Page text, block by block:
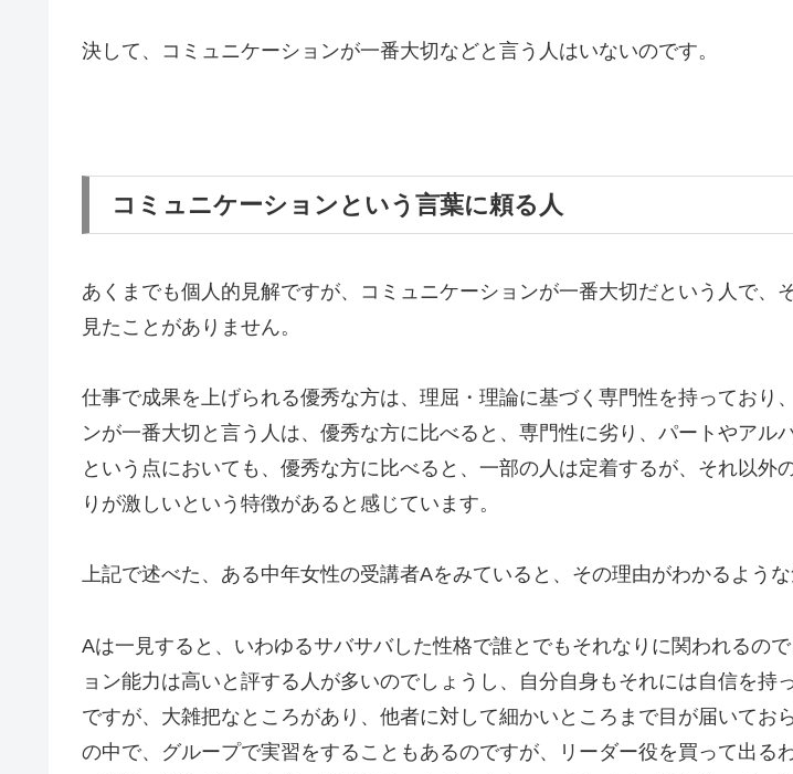
決して、コミュニケーションが一番大切などと言う人はいないのです。
コミュニケーションという言葉に頼る人
あくまでも個人的見解ですが、コミュニケーションが一番大切だという人で、
見たことがありません。
仕事で成果を上げられる優秀な方は、理屈・理論に基づく専門性を持っており
ンが一番大切と言う人は、優秀な方に比べると、専門性に劣り、パートやアル
という点においても、優秀な方に比べると、一部の人は定着するが、それ以外
りが激しいという特徴があると感じています。
上記で述べた、ある中年女性の受講者Aをみていると、その理由がわかるような
Aは一見すると、いわゆるサバサバした性格で誰とでもそれなりに関われるの
ョン能力は高いと評する人が多いのでしょうし、自分自身もそれには自信を持
ですが、大雑把なところがあり、他者に対して細かいところまで目が届いてお
の中で、グループで実習をすることもあるのですが、リーダー役を買って出る